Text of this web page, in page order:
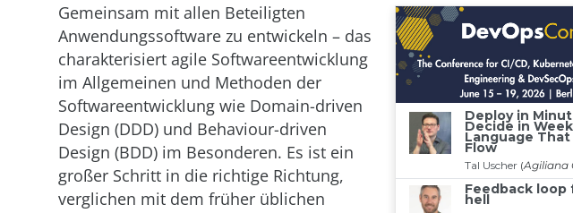
Gemeinsam mit allen Beteiligten
Anwendungssoftware zu entwickeln – das
charakterisiert agile Softwareentwicklung
im Allgemeinen und Methoden der
Softwareentwicklung wie Domain-driven
Design (DDD) und Behaviour-driven
Design (BDD) im Besonderen. Es ist ein
großer Schritt in die richtige Richtung,
verglichen mit dem früher üblichen